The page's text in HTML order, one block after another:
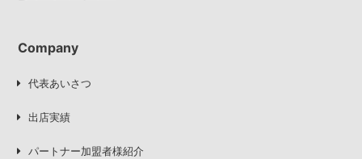
Company
代表あいさつ
出店実績
パートナー加盟者様紹介